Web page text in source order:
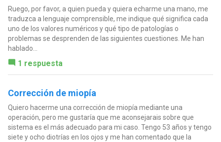
Ruego, por favor, a quien pueda y quiera echarme una mano, me
traduzca a lenguaje comprensible, me indique qué significa cada
uno de los valores numéricos y qué tipo de patologías o
problemas se desprenden de las siguientes cuestiones. Me han
hablado...
1 respuesta
Corrección de miopía
Quiero hacerme una corrección de miopía mediante una
operación, pero me gustaría que me aconsejarais sobre que
sistema es el más adecuado para mi caso. Tengo 53 años y tengo
siete y ocho diotrías en los ojos y me han comentado que la